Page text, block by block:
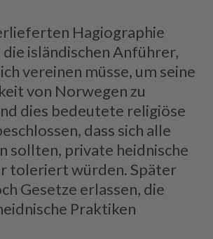
Hagiographie
die isländischen Anführer,
vereinen müsse, um seine
von Norwegen zu
dies bedeutete religiöse
dass sich alle
sollten, private heidnische
toleriert würden. Später
Gesetze erlassen, die
Praktiken